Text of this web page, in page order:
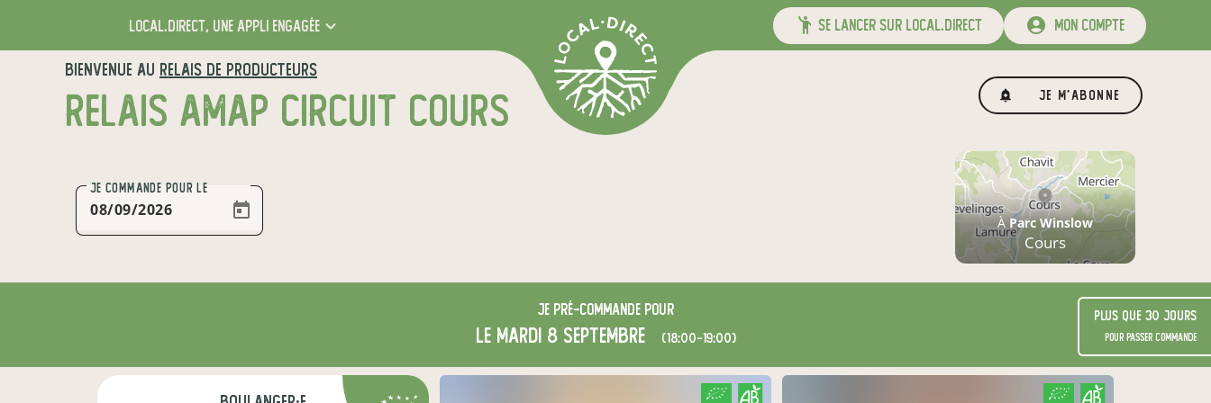
local.direct, une appli engagée se lancer sur local.direct mon compte
BIENVENUE AU RELAIS DE PRODUCTEURS
RELAIS AMAP CIRCUIT COURS Je m'abonne
JE COMMANDE POUR LE
ÀParc Winslow
Cours
Je pré-commandepour
le mardi 8 septembre (18:00-19:00)
Plus que 30 jours
pour passer commande